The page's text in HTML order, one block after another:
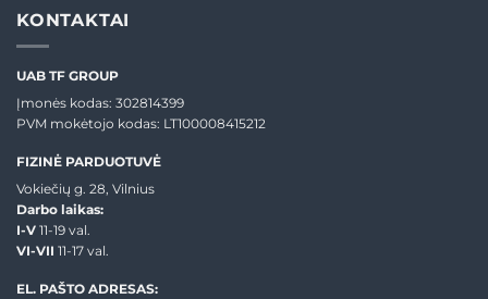
KONTAKTAI
UAB TF GROUP
Įmonės kodas: 302814399
PVM mokėtojo kodas: LT100008415212
FIZINĖ PARDUOTUVĖ
Vokiečių g. 28, Vilnius
Darbo laikas:
I-V 11-19 val.
VI-VII 11-17 val.
EL. PAŠTO ADRESAS: